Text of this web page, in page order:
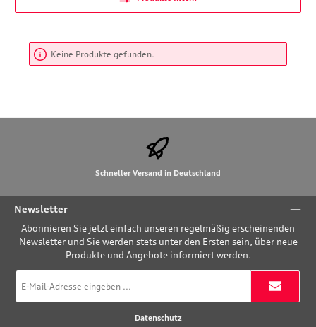
Keine Produkte gefunden.
Schneller Versand in Deutschland
Newsletter
Abonnieren Sie jetzt einfach unseren regelmäßig erscheinenden
Newsletter und Sie werden stets unter den Ersten sein, über neue
Produkte und Angebote informiert werden.
Mail-
Adresse
Datenschutz